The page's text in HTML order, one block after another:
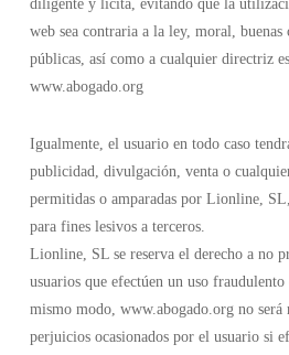
diligente y lícita, evitando que la
web sea contraria a la ley, moral, buenas
públicas, así como a cualquier directriz
www.abogado.org
Igualmente, el usuario en todo caso
publicidad, divulgación, venta o
permitidas o amparadas por Lionline,
para fines lesivos a terceros.
Lionline, SL se reserva el derecho a no
usuarios que efectúen un uso
mismo modo, www.abogado.org no será
perjuicios ocasionados por el usuario si